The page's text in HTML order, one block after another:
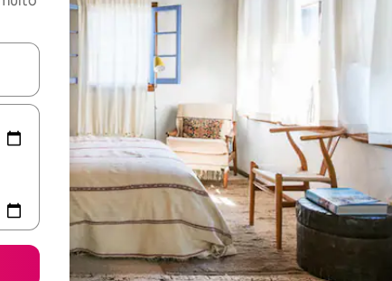
os usando as seta para cima e para baixo do teclado ou